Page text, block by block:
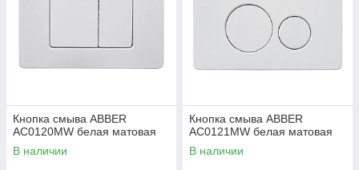
Кнопка смыва ABBER
AC0120MW белая матовая
В наличии
Кнопка смыва ABBER
AC0121MW белая матовая
В наличии